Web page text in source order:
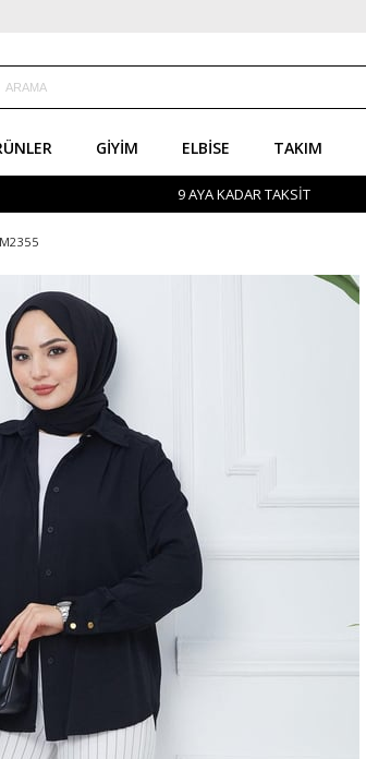
GIYIM ELBISE TAKIM
9 AYA KADAR TAKSİT